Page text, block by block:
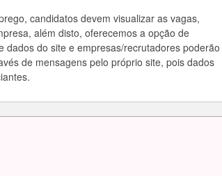
candidatos devem visualizar as vagas,
além disto, oferecemos a opção de
do site e empresas/recrutadores poderão
de mensagens pelo próprio site, pois dados